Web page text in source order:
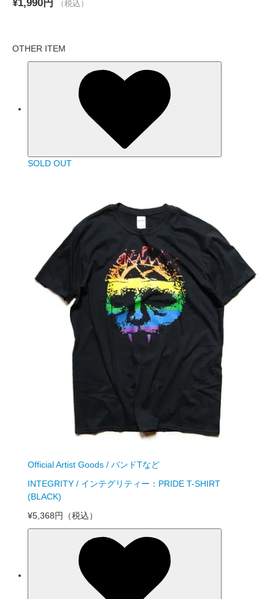
¥1,990円 （税込）
OTHER ITEM
SOLD OUT
Official Artist Goods / バンドTなど
INTEGRITY / インテグリティー：PRIDE T-SHIRT
(BLACK)
¥5,368円 （税込）